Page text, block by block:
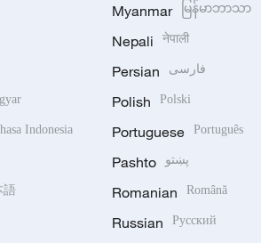
Indonesia
語
Myanmar မြန်မာဘာသာ
Nepali नेपाली
Persian فارسی
Polish Polski
Portuguese Português
Pashto پښتو
Romanian Română
Russian Русский